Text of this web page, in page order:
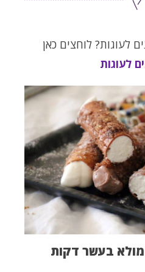
לעוגות? לוחצים כאן
לעוגות
בעשר דקות